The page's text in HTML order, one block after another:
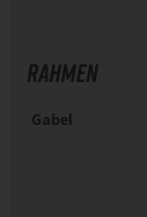
RAHMEN
Gabel